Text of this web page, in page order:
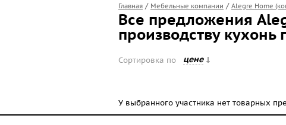
Главная / Мебельные компании / Alegre Home
Все предложения
производству кухонь
Сортировка по цене
У выбранного участника нет товарных